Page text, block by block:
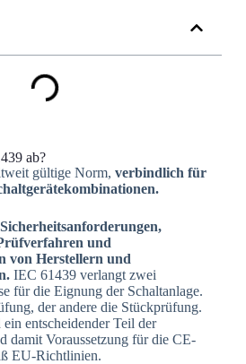
ab?
gültige Norm, verbindlich für
Sicherheitsanforderungen,
und
von Herstellern und
IEC 61439 verlangt zwei
für die Eignung der Schaltanlage.
der andere die Stückprüfung.
entscheidender Teil der
damit Voraussetzung für die CE-
EU-Richtlinien.